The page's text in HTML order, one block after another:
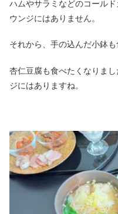
ハムやサラミなどのコール
ウンジにはありません。
それから、手の込んだ小鉢も
杏仁豆腐も食べたくなりま
ジにはありますね。